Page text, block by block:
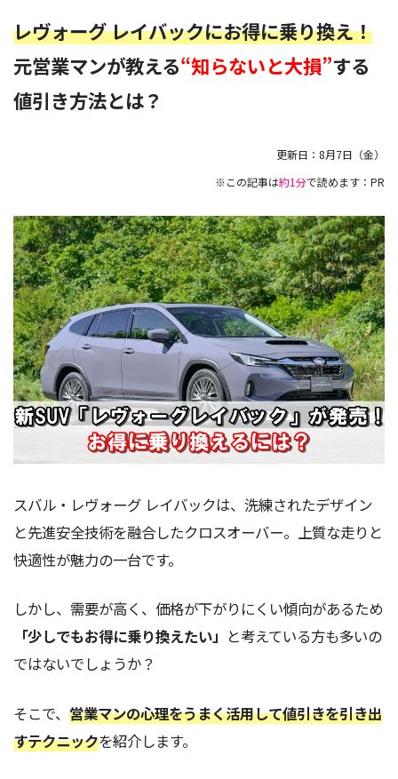
レヴォーグ レイバックにお得に乗り換え！
元営業マンが教える“知らないと大損”する
値引き方法とは？
更新日： 8月7日（金）
※この記事は約1分で読めます：PR
スバル・レヴォーグ レイバックは、洗練されたデザイン
と先進安全技術を融合したクロスオーバー。上質な走りと
快適性が魅力の一台です。
しかし、需要が高く、価格が下がりにくい傾向があるため
「少しでもお得に乗り換えたい」 と考えている方も多いの
ではないでしょうか？
そこで、 営業マンの心理をうまく活用して値引きを引き出
すテクニックを紹介します。